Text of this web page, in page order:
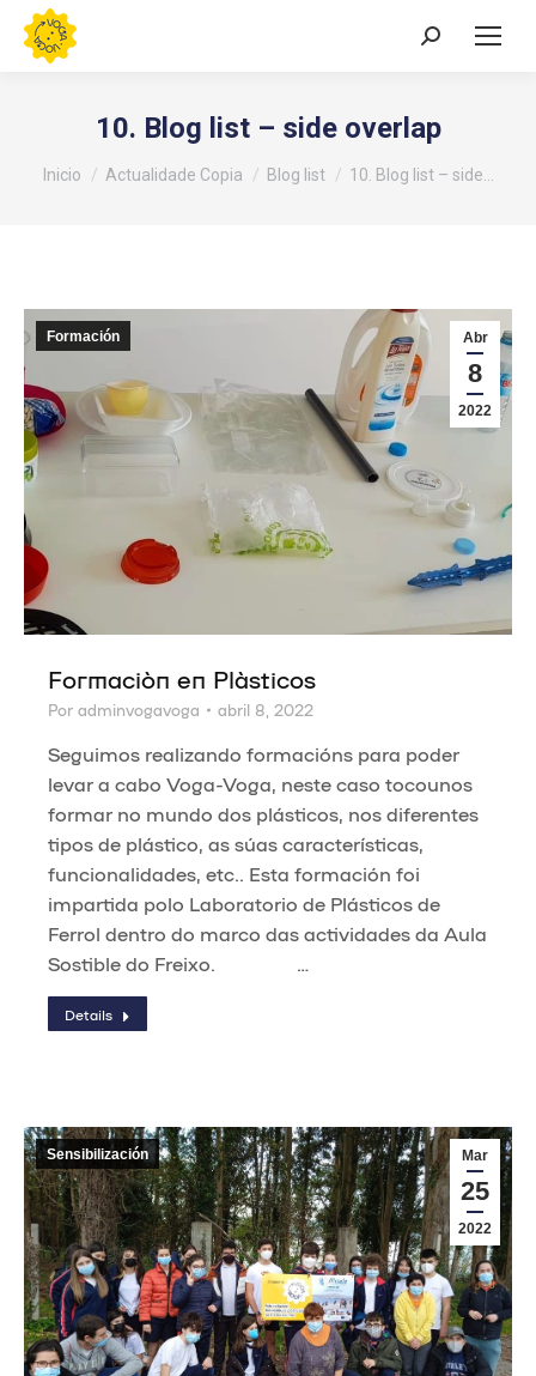
Buscar:
10. Blog list – side overlap
Estás aquí:
Inicio Actualidade Copia Blog list 10. Blog list – side…
Abr
8
2022
Formación
Formación en Plásticos
Por adminvogavoga abril 8, 2022
Seguimos realizando formacións para poder
levar a cabo Voga-Voga, neste caso tocounos
formar no mundo dos plásticos, nos diferentes
tipos de plástico, as súas características,
funcionalidades, etc.. Esta formación foi
impartida polo Laboratorio de Plásticos de
Ferrol dentro do marco das actividades da Aula
Sostible do Freixo. …
Details
Mar
25
2022
Sensibilización